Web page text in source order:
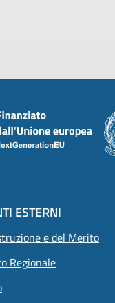
ESTERNI
e del Merito
Regionale